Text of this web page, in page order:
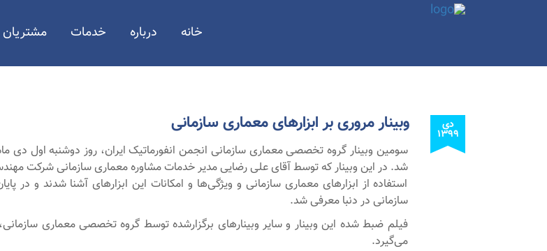
خانه درباره خدمات مشتریان
دی
۱۳۹۹ وبینار مروری بر ابزارهای معماری سازمانی
شد. در این وبینار که توسط آقای علی رضایی مدیر خدمات مشاوره معماری سازمانی شرکت
استفاده از ابزارهای معماری سازمانی و ویژگی‌ها و امکانات این ابزارهای آشنا شدند و در
سازمانی در دنبا معرفی شد.
فیلم ضبط شده این وبینار و سایر وبینارهای برگزارشده توسط گروه تخصصی معماری
می‌گیرد.